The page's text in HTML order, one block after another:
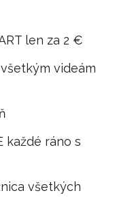
len za 2 €
videám
každé ráno s
všetkých